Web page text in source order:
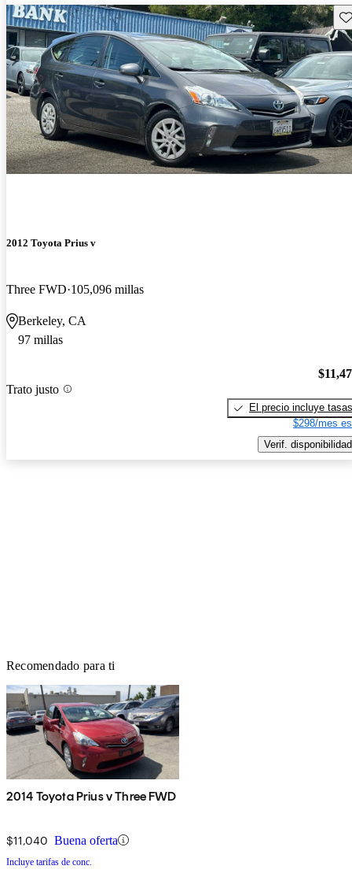
2012 Toyota Prius v
Three FWD 105,096 millas
Berkeley, CA
97 millas
Trato justo
El precio incluye tasas
$298/mes
Verif. disponibilidad
Recomendado para ti
2014 Toyota Prius v Three FWD
$11,040 Buena oferta
Incluye tarifas de conc.